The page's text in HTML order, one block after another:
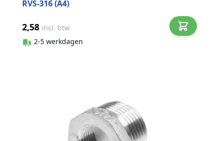
RVS-316 (A4)
2,58 incl. btw
2-5 werkdagen